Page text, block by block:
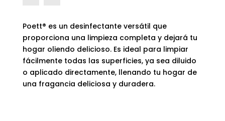
Poett® es un desinfectante versátil que
proporciona una limpieza completa y dejará tu
hogar oliendo delicioso. Es ideal para limpiar
fácilmente todas las superficies, ya sea diluido
o aplicado directamente, llenando tu hogar de
una fragancia deliciosa y duradera.